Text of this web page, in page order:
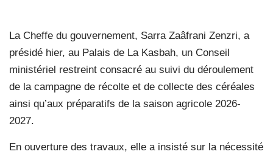
La Cheffe du gouvernement, Sarra Zaâfrani Zenzri, a
présidé hier, au Palais de La Kasbah, un Conseil
ministériel restreint consacré au suivi du déroulement
de la campagne de récolte et de collecte des céréales
ainsi qu’aux préparatifs de la saison agricole 2026-
2027.
En ouverture des travaux, elle a insisté sur la nécessité